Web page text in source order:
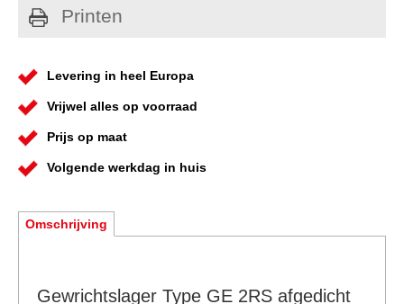
Printen
Levering in heel Europa
Vrijwel alles op voorraad
Prijs op maat
Volgende werkdag in huis
Omschrijving
Gewrichtslager Type GE 2RS afgedicht